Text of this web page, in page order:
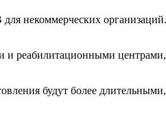
организаций.
и реабилитационными
будут более